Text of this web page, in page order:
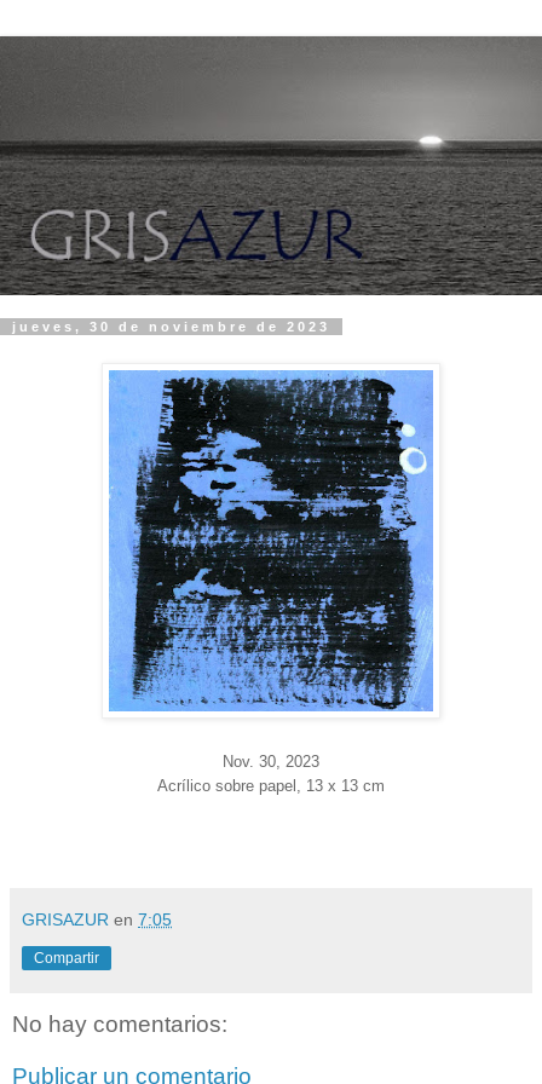
jueves, 30 de noviembre de 2023
Nov. 30 , 2023
Acrílico sobre papel, 13 x 13 cm
GRISAZUR en 7:05
Compartir
No hay comentarios:
Publicar un comentario